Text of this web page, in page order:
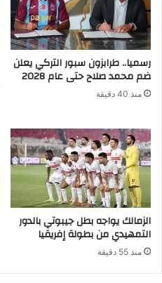
رسميا.. طرابزون سبور التركي يعلن
ضم محمد صلاح حتى عام 2028
منذ 40 دقيقة
الزمالك يواجه بطل جيبوتي بالدور
التمهيدي من بطولة إفريقيا
منذ 55 دقيقة